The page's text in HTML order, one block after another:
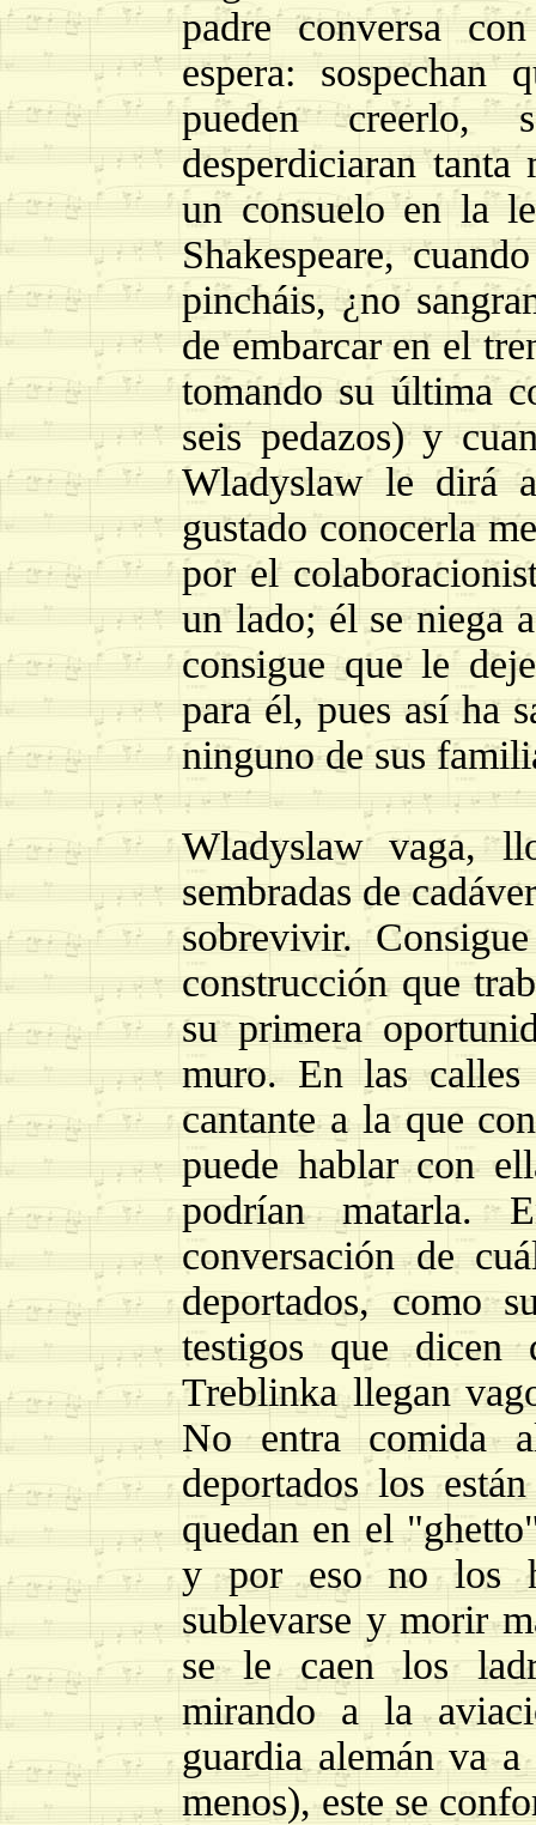
padre conversa
espera: sospechan
pueden creerlo,
desperdiciaran
un consuelo en la
Shakespeare,
pincháis, ¿no
de embarcar en el
tomando su última
seis pedazos) y
Wladyslaw le dirá
gustado conocerla
por el
un lado; él se niega
consigue que le
para él, pues así ha
ninguno de sus
Wladyslaw vaga,
sembradas de
sobrevivir.
construcción que
su primera
muro. En las calles
cantante a la que
puede hablar con
podrían matarla.
conversación de
deportados, como
testigos que dicen
Treblinka llegan
No entra comida
deportados los
quedan en el
y por eso no los
sublevarse y morir
se le caen los
mirando a la
guardia alemán va
menos), este se